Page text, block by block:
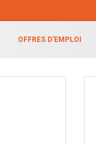
OFFRES D’EMPLOI